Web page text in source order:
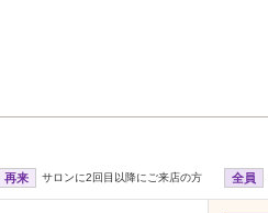
再来 サロンに2回目以降にご来店の方 全員